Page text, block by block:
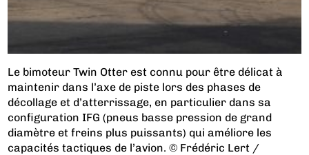
Le bimoteur Twin Otter est connu pour être délicat à
maintenir dans l’axe de piste lors des phases de
décollage et d’atterrissage, en particulier dans sa
configuration IFG (pneus basse pression de grand
diamètre et freins plus puissants) qui améliore les
capacités tactiques de l’avion. © Frédéric Lert /